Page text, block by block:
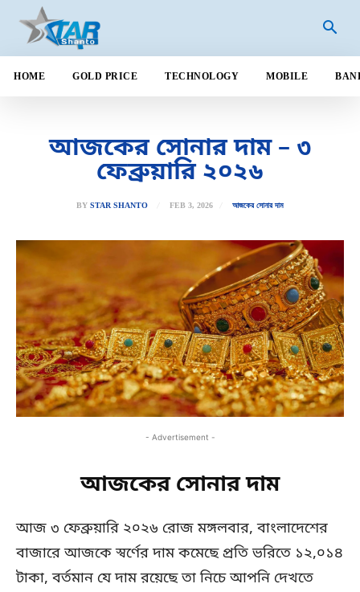
HOME GOLD PRICE TECHNOLOGY MOBILE
আজকের সোনার দাম – ৩
ফেব্রুয়ারি ২০২৬
BY STAR SHANTO FEB 3, 2026 আজকের সোনার দাম
- Advertisement -
আজকের সোনার দাম
আজ ৩ ফেব্রুয়ারি ২০২৬ রোজ মঙ্গলবার, বাংলাদেশের
বাজারে আজকে স্বর্ণের দাম কমেছে প্রতি ভরিতে ১২,০১৪
টাকা, বর্তমান যে দাম রয়েছে তা নিচে আপনি দেখতে